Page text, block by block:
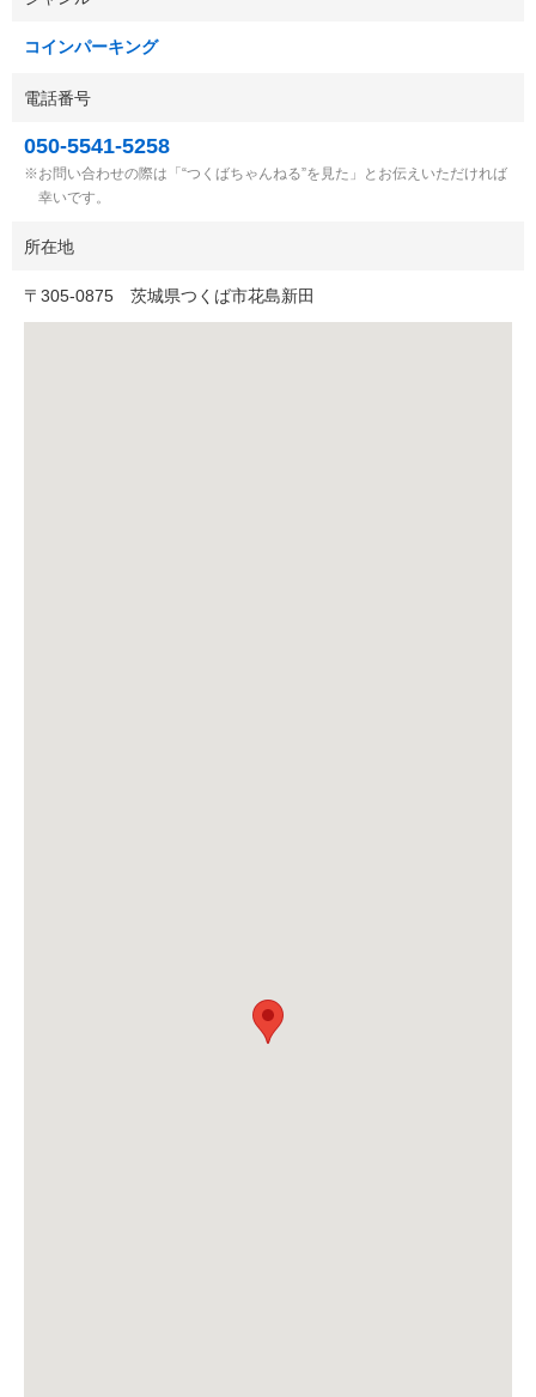
コインパーキング
電話番号
050-5541-5258
お問い合わせの際は「“つくばちゃんねる”を見た」とお伝えいただければ
幸いです。
所在地
〒 305-0875 茨城県つくば市花島新田